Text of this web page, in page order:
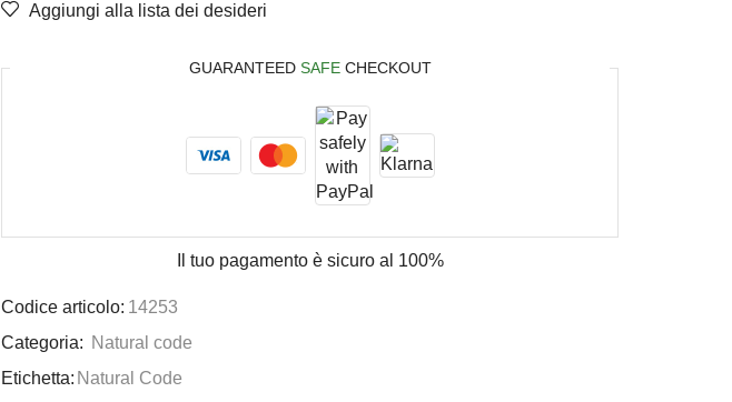
Aggiungi alla lista dei desideri
GUARANTEED SAFECHECKOUT
Il tuo pagamento è sicuro al 100%
Codice articolo: 14253
Categoria: Natural code
Etichetta: Natural Code